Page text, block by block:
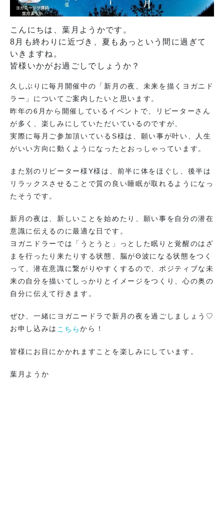
こんにちは、葉月ようかです。
8月も終わりに近づき、夏もあっという間に過ぎて
いきますね。
皆様いかがお過ごしでしょうか？
久しぶりに毎月開催中の「新月の夜、未来を描くヨガニド
ラー」についてご案内したいと思います。
昨年の6月から開催しているイベントで、リピーターさん
が多く、楽しみにしていただいているのですが、
実際に毎月ご参加頂いているS様は、願い事が叶い、人生
がいい方向に動くようになったとおっしゃっています。
また別のリピーター様Y様は、前半に体をほぐし、後半は
リラックスさせることで質の良い睡眠が取れるようになっ
たそうです。
新月の夜は、新しいことを始めたり、願い事を自分の潜在
意識に伝えるのに最適な日です。
ヨガニドラーでは「うとうと」っとした眠りと覚醒のはざ
まを行ったり来たりする状態、脳がΘ波になる状態をつく
って、潜在意識に繋がりやすくするので、ポジティブな未
来の自分を描いてしっかりとイメージをつくり、心の奥の
自分に伝えて行きます。
ぜひ、一緒にヨガニードラで新月の夜を過ごしましょう♡
お申し込みは こちらから！
皆様にお目にかかれますことを楽しみにしています。
葉月ようか